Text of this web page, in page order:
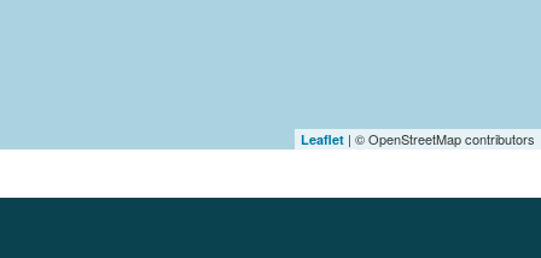
Leaflet | © OpenStreetMap contributors